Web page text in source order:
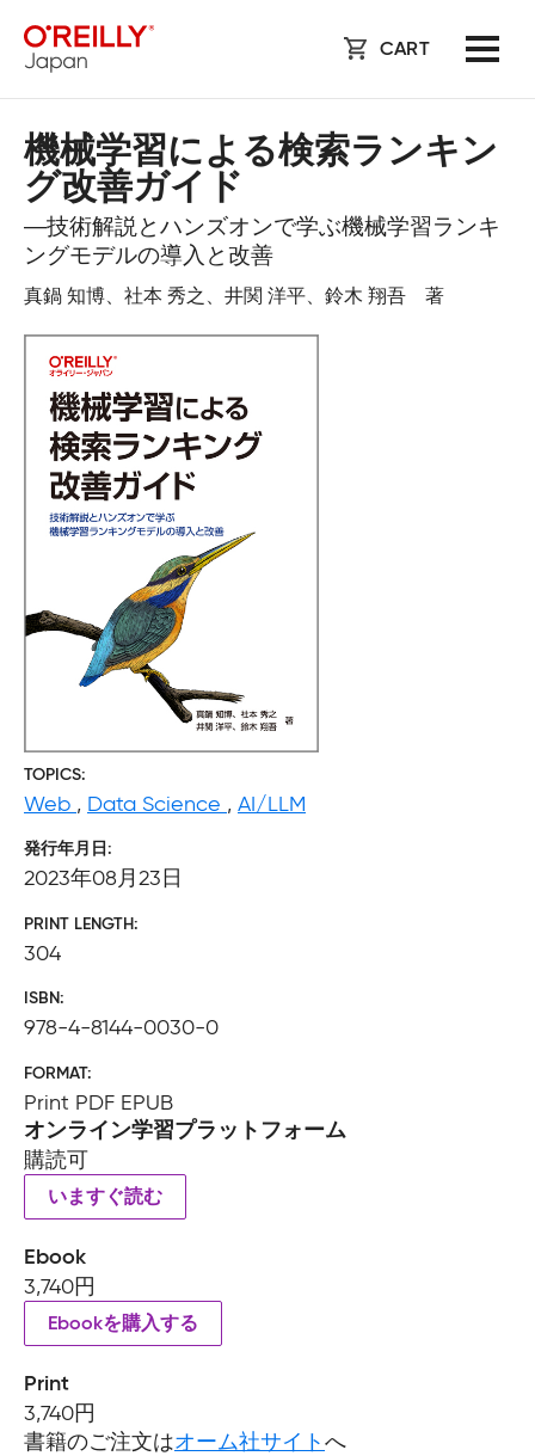
CART
機械学習による検索ランキン
グ改善ガイド
―技術解説とハンズオンで学ぶ機械学習ランキ
ングモデルの導入と改善
真鍋 知博、社本 秀之、井関 洋平、鈴木 翔吾 著
TOPICS
Web , Data Science , AI/LLM
発行年月日
2023年08月23日
PRINT LENGTH
304
ISBN
978-4-8144-0030-0
FORMAT
Print PDF EPUB
オンライン学習プラットフォーム
購読可
いますぐ読む
Ebook
3,740円
Ebookを購入する
Print
3,740円
書籍のご注文はオーム社サイトへ